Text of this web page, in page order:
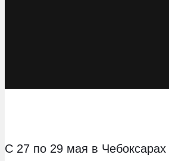
С 27 по 29 мая в